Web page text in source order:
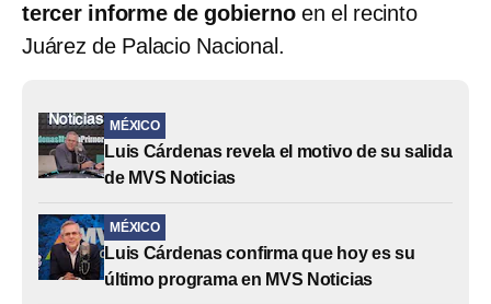
tercer informe de gobierno en el recinto
Juárez de Palacio Nacional.
MÉXICO
Luis Cárdenas revela el motivo de su salida
de MVS Noticias
MÉXICO
Luis Cárdenas confirma que hoy es su
último programa en MVS Noticias